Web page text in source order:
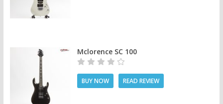
Mclorence SC 100
BUY NOW READ REVIEW